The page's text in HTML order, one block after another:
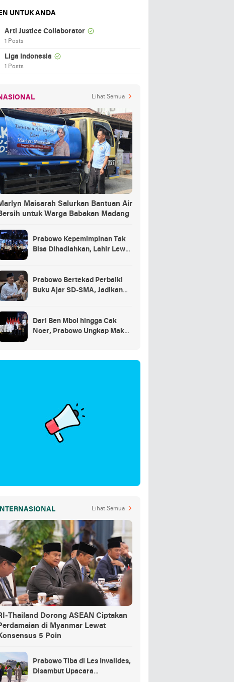
UNTUK ANDA
Arti Justice Collaborator
1 Posts
Liga Indonesia
1 Posts
Lihat Semua
Maisarah Salurkan Bantuan Air
untuk Warga Babakan Madang
Prabowo Kepemimpinan Tak
Bisa Dihadiahkan, Lahir Lewat
Prabowo Bertekad Perbaiki
Buku Ajar SD-SMA, Jadikan
Dari Ben Mboi hingga Cak
Noer, Prabowo Ungkap Makna
Sehat*
Lihat Semua
Thailand Dorong ASEAN Ciptakan
di Myanmar Lewat
5 Poin
Prabowo Tiba di Les Invalides,
Disambut Upacara